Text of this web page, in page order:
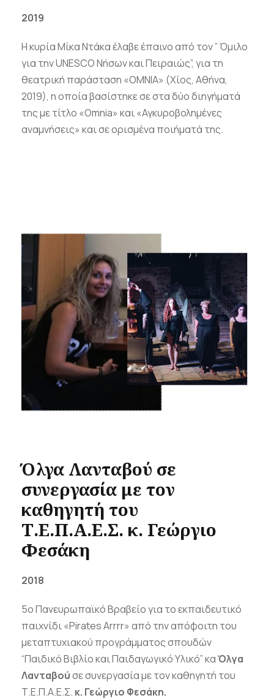
2019
Η κυρία Μίκα Ντάκα έλαβε έπαινο από τον ” Όμιλο
για την UNESCO Νήσων και Πειραιώς”, για τη
θεατρική παράσταση «ΟΜΝΙΑ» (Χίος, Αθήνα,
2019), η οποία βασίστηκε σε στα δύο διηγήματά
της με τίτλο «Omnia» και «Αγκυροβολημένες
αναμνήσεις» και σε ορισμένα ποιήματά της.
Όλγα Λανταβού σε
συνεργασία με τον
καθηγητή του
Τ.Ε.Π.Α.Ε.Σ. κ. Γεώργιο
Φεσάκη
2018
5o Πανευρωπαϊκό Βραβείο για το εκπαιδευτικό
παιχνίδι «Pirates Arrrr» από την απόφοιτη του
μεταπτυχιακού προγράμματος σπουδών
“Παιδικό Βιβλίο και Παιδαγωγικό Υλικό” καΌλγα
Λανταβούσε συνεργασία με τον καθηγητή του
Τ.Ε.Π.Α.Ε.Σ. κ. Γεώργιο Φεσάκη.